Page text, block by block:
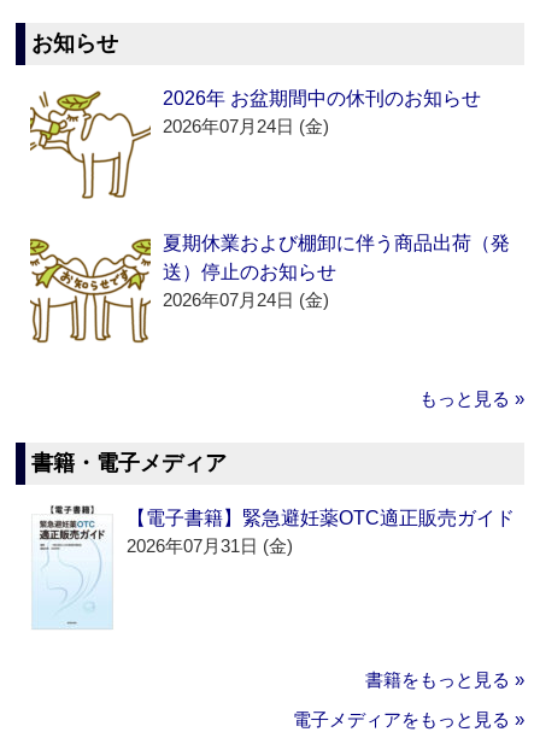
お知らせ
2026年 お盆期間中の休刊のお知らせ
2026年07月24日 (金)
夏期休業および棚卸に伴う商品出荷（発
送）停止のお知らせ
2026年07月24日 (金)
もっと見る »
書籍・電子メディア
【電子書籍】緊急避妊薬OTC適正販売ガイド
2026年07月31日 (金)
書籍をもっと見る »
電子メディアをもっと見る »